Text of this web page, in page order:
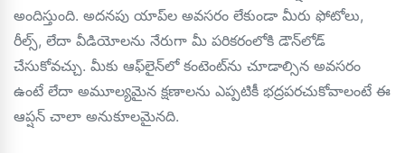
అందిస్తుంది. అదనపు యాప్‌ల అవసరం లేకుండా మీరు ఫోటోలు,
రీల్స్, లేదా వీడియోలను నేరుగా మీ పరికరంలోకి డౌన్‌లోడ్
చేసుకోవచ్చు. మీకు ఆఫ్‌లైన్‌లో కంటెంట్‌ను చూడాల్సిన అవసరం
ఉంటే లేదా అమూల్యమైన క్షణాలను ఎప్పటికీ భద్రపరచుకోవాలంటే ఈ
ఆప్షన్ చాలా అనుకూలమైనది.